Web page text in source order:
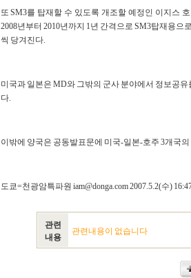
또 SM3를 탑재할 수 있도록 개조할 예정인 이지스
2008년부터 2010년까지 1년 간격으로 SM3탑재용
씩 당겨진다.
미국과 일본은 MD와 그밖의 군사 분야에서 정보공
다.
이밖에 양국은 공동발표문에 미국-일본-호주 3개국
도쿄=천광암특파원 iam@donga.com 2007.5.2(수)
관련
내용
관련내용이 없습니다